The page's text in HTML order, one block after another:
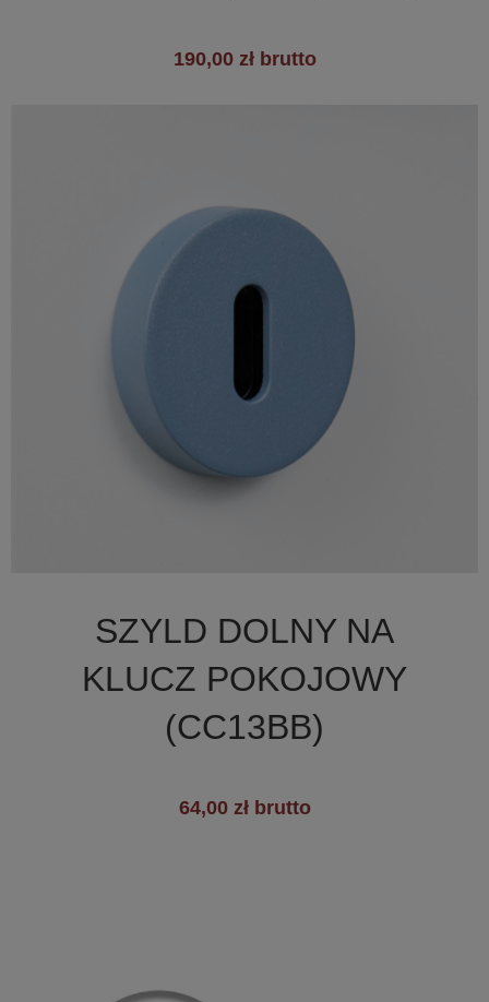
190,00 zł brutto
SZYLD DOLNY NA
KLUCZ POKOJOWY
(CC13BB)
64,00 zł brutto